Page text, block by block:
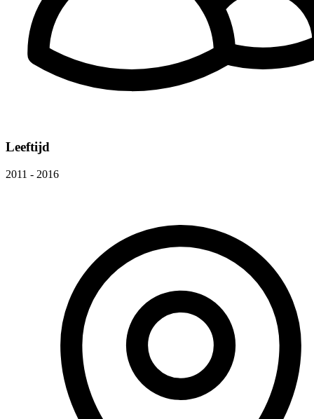
Leeftijd
2011 - 2016